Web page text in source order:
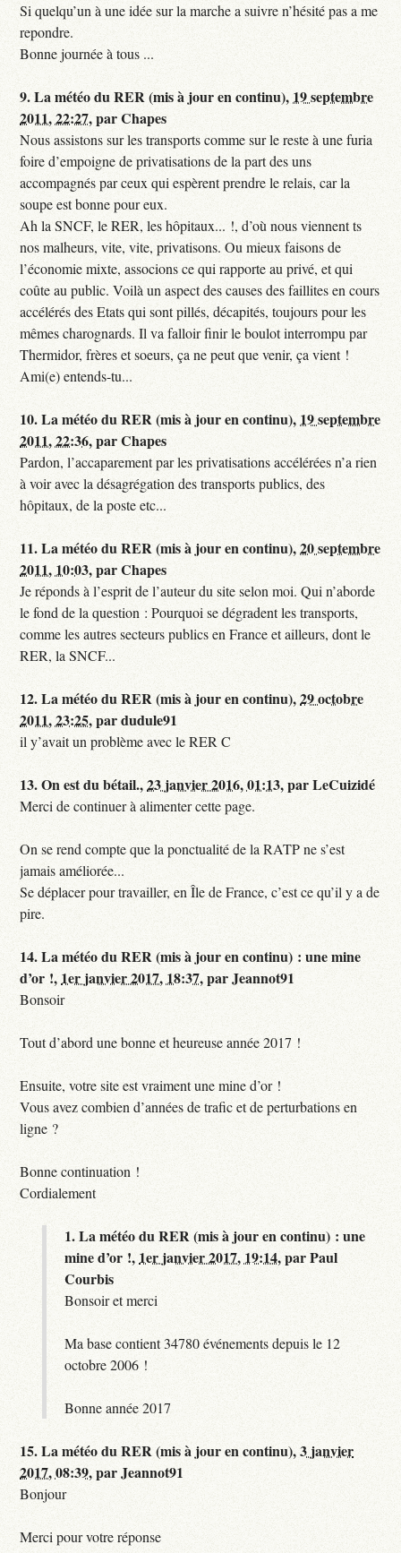
Si quelqu’un à une idée sur la marche a suivre n’hésité pas a me
repondre.
Bonne journée à tous ...
9.La météo du RER (mis à jour en continu), 19 septembre
2011, 22:27,parChapes
Nous assistons sur les transports comme sur le reste à une furia
foire d’empoigne de privatisations de la part des uns
accompagnés par ceux qui espèrent prendre le relais, car la
soupe est bonne pour eux.
Ah la SNCF, le RER, les hôpitaux... !, d’où nous viennent ts
nos malheurs, vite, vite, privatisons. Ou mieux faisons de
l’économie mixte, associons ce qui rapporte au privé, et qui
coûte au public. Voilà un aspect des causes des faillites en cours
accélérés des Etats qui sont pillés, décapités, toujours pour les
mêmes charognards. Il va falloir finir le boulot interrompu par
Thermidor, frères et soeurs, ça ne peut que venir, ça vient !
Ami(e) entends-tu...
10.La météo du RER (mis à jour en continu), 19 septembre
2011, 22:36,parChapes
Pardon, l’accaparement par les privatisations accélérées n’a rien
à voir avec la désagrégation des transports publics, des
hôpitaux, de la poste etc...
11.La météo du RER (mis à jour en continu),20 septembre
2011, 10:03,parChapes
Je réponds à l’esprit de l’auteur du site selon moi. Qui n’aborde
le fond de la question : Pourquoi se dégradent les transports,
comme les autres secteurs publics en France et ailleurs, dont le
RER, la SNCF...
12.La météo du RER (mis à jour en continu),29 octobre
2011, 23:25,pardudule91
il y’avait un problème avec le RER C
13.On est du bétail.,23 janvier 2016, 01:13,parLeCuizidé
Merci de continuer à alimenter cette page.
On se rend compte que la ponctualité de la RATP ne s’est
jamais améliorée...
Se déplacer pour travailler, en Île de France, c’est ce qu’il y a de
pire.
14.La météo du RER (mis à jour en continu) : une mine
d’or !, 1er janvier 2017, 18:37,parJeannot91
Bonsoir
Tout d’abord une bonne et heureuse année 2017 !
Ensuite, votre site est vraiment une mine d’or !
Vous avez combien d’années de trafic et de perturbations en
ligne ?
Bonne continuation !
Cordialement
1.La météo du RER (mis à jour en continu) : une
mine d’or !, 1er janvier 2017, 19:14,parPaul
Courbis
Bonsoir et merci
Ma base contient 34780 événements depuis le 12
octobre 2006 !
Bonne année 2017
15.La météo du RER (mis à jour en continu),3 janvier
2017, 08:39,parJeannot91
Bonjour
Merci pour votre réponse